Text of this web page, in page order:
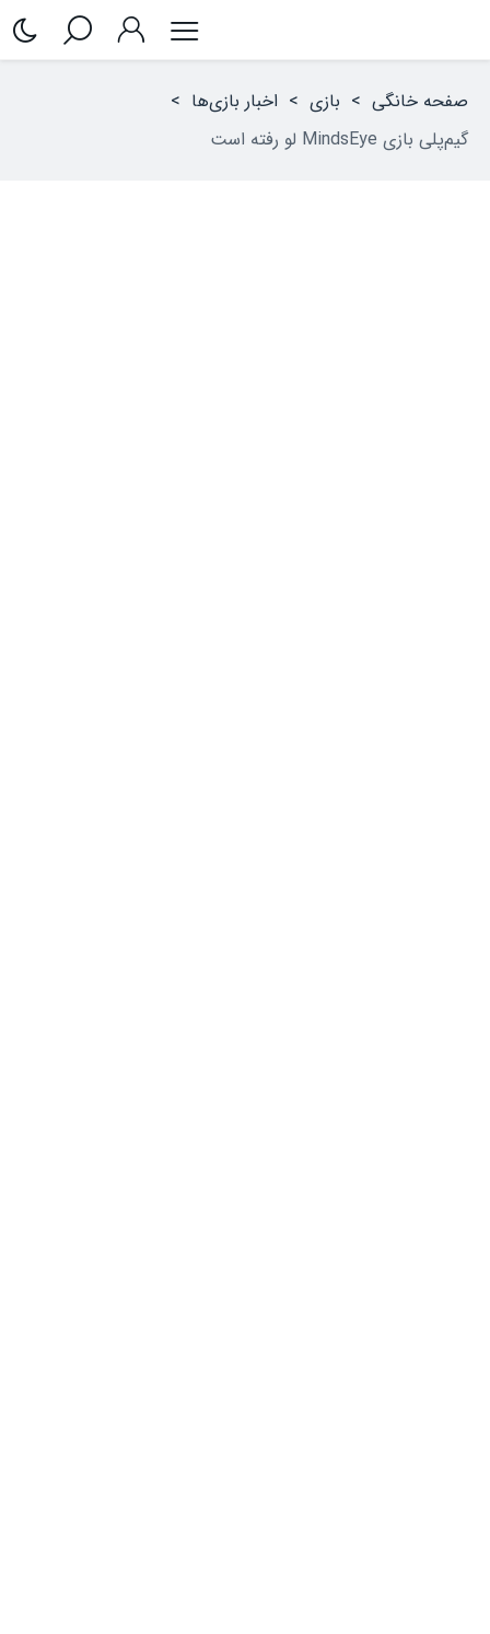
صفحه خانگی > بازی > اخبار بازی‌ها >
گیم‌پلی بازی MindsEye لو رفته است